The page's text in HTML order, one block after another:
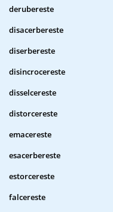
derubereste
disacerbereste
diserbereste
disincrocereste
disselcereste
distorcereste
emacereste
esacerbereste
estorcereste
falcereste